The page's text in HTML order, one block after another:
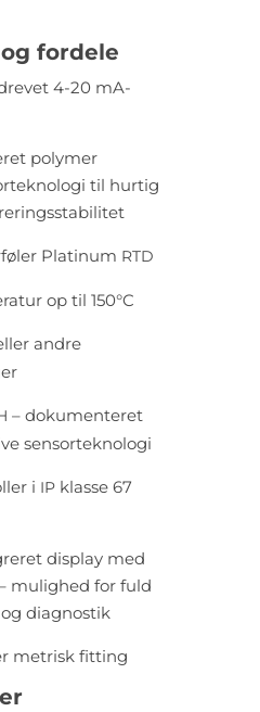
fordele
4-20 mA-
polymer
til hurtig
Platinum RTD
op til 150°C
andre
– dokumenteret
sensorteknologi
i IPklasse 67
display med
mulighed for fuld
diagnostik
metrisk fitting